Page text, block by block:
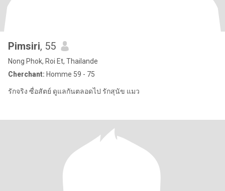
Pimsiri, 55
Nong Phok, Roi Et, Thailande
Cherchant: Homme 59 - 75
รักจริง ซื่อสัตย์ ดูแลกันตลอดไป รักสุนัข แมว